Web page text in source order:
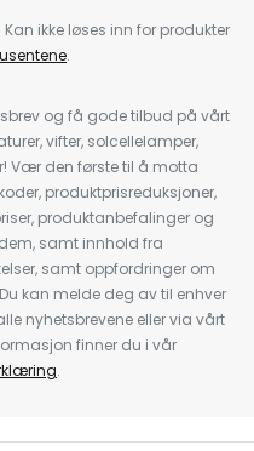
ikke løses inn for produkter
.
og få gode tilbud på vårt
vifter, solcellelamper,
Vær den første til å motta
produktprisreduksjoner,
produktanbefalinger og
samt innhold fra
samt oppfordringer om
kan melde deg av til enhver
nyhetsbrevene eller via vårt
finner du i vår
.